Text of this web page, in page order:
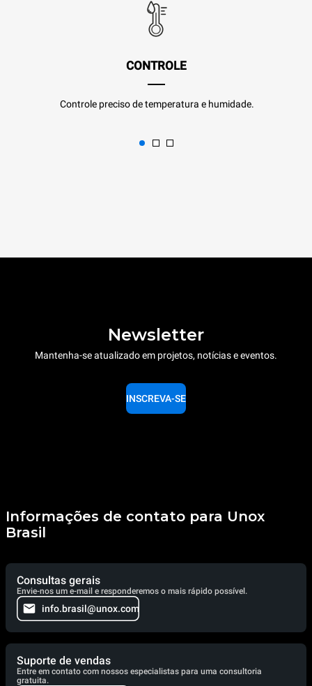
CONTROLE
Controle preciso de temperatura e humidade.
Newsletter
Mantenha-se atualizado em projetos, notícias e eventos.
INSCREVA-SE
Informações de contato para Unox
Brasil
Consultas gerais
Envie-nos um e-mail e responderemos o mais rápido possível.
info.brasil@unox.com
Suporte de vendas
Entre em contato com nossos especialistas para uma consultoria
gratuita.